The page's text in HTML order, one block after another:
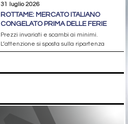
31 luglio 2026
ROTTAME: MERCATO ITALIANO
CONGELATO PRIMA DELLE FERIE
Prezzi invariati e scambi ai minimi.
L’attenzione si sposta sulla ripartenza